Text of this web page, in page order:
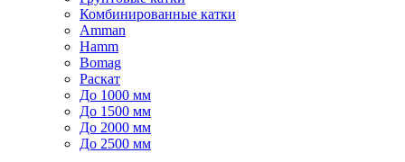
Комбинированные катки
Amman
Hamm
Bomag
Раскат
До 1000 мм
До 1500 мм
До 2000 мм
До 2500 мм